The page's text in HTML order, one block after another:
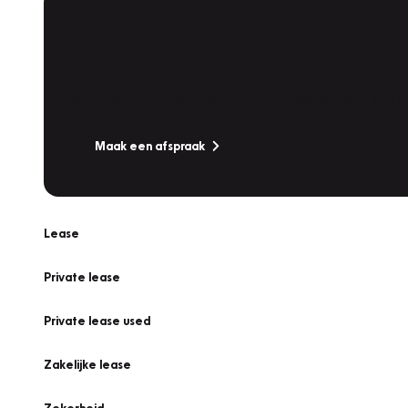
Maak een afspraak
Lease
Private lease
Private lease used
Zakelijke lease